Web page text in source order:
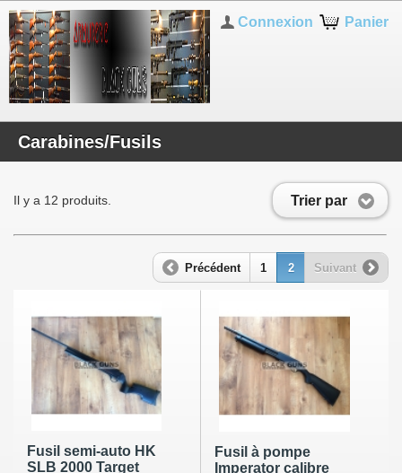
Panier
Connexion
Carabines/Fusils
Trier par
Il y a 12 produits.
Précédent 1 2 Suivant
Fusil semi-auto HK
SLB 2000 Target
Fusil à pompe
Imperator calibre